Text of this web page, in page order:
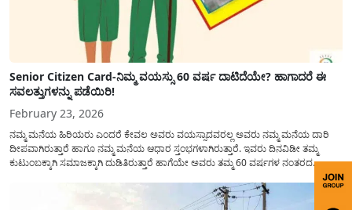
Senior Citizen Card-ನಿಮ್ಮ ವಯಸ್ಸು 60 ವರ್ಷ ದಾಟಿದೆಯೇ? ಹಾಗಾದರೆ ಈ
ಸವಲತ್ತುಗಳನ್ನು ಪಡೆಯಿರಿ!
February 23, 2026
ನಮ್ಮ ಮನೆಯ ಹಿರಿಯರು ಎಂದರೆ ಕೇವಲ ಅವರು ವಯಸ್ಸಾದವರಲ್ಲ ಅವರು ನಮ್ಮ ಮನೆಯ ದಾರಿ
ದೀಪವಾಗಿರುತ್ತಾರೆ ಹಾಗೂ ನಮ್ಮ ಮನೆಯ ಆಧಾರ ಸ್ತಂಭಗಳಾಗಿರುತ್ತಾರೆ. ಇವರು ದಿನವಿಡೀ ತಮ್ಮ
ಕುಟುಂಬಕ್ಕಾಗಿ ಸಮಾಜಕ್ಕಾಗಿ ದುಡಿತಿರುತ್ತಾರೆ ಹಾಗೆಯೇ ಅವರು ತಮ್ಮ 60 ವರ್ಷಗಳ ನಂತರದ
ಜೀವನವನ್ನು ನೆಮ್ಮದಿಯಿಂದ ಕಳೆಯಬೇಕೆಂಬುದು ಪ್ರತಿಯೊಬ್ಬರ ಕನಸಾಗಿರುತ್ತದೆ ಆದ್ದರಿಂದ ಸರ್ಕಾರವು